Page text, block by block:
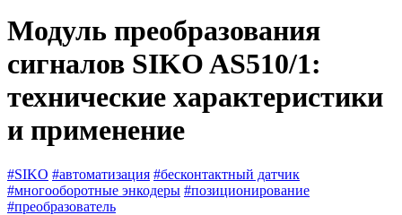
Модуль преобразования
сигналов SIKO AS510/1:
технические характеристики
и применение
#SIKO #автоматизация #бесконтактный датчик
#многооборотные энкодеры #позиционирование
#преобразователь